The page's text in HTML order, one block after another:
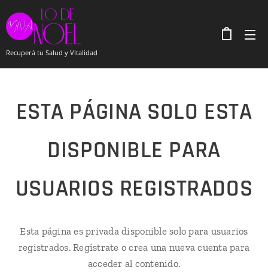
Recuperá tu Salud y Vitalidad
ESTA PÁGINA SOLO ESTA
DISPONIBLE PARA
USUARIOS REGISTRADOS
Esta página es privada disponible solo para usuarios
registrados. Regístrate o crea una nueva cuenta para
acceder al contenido.